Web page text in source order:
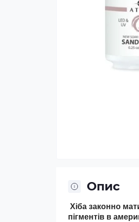
Опис
Хіба законно
пігментів в